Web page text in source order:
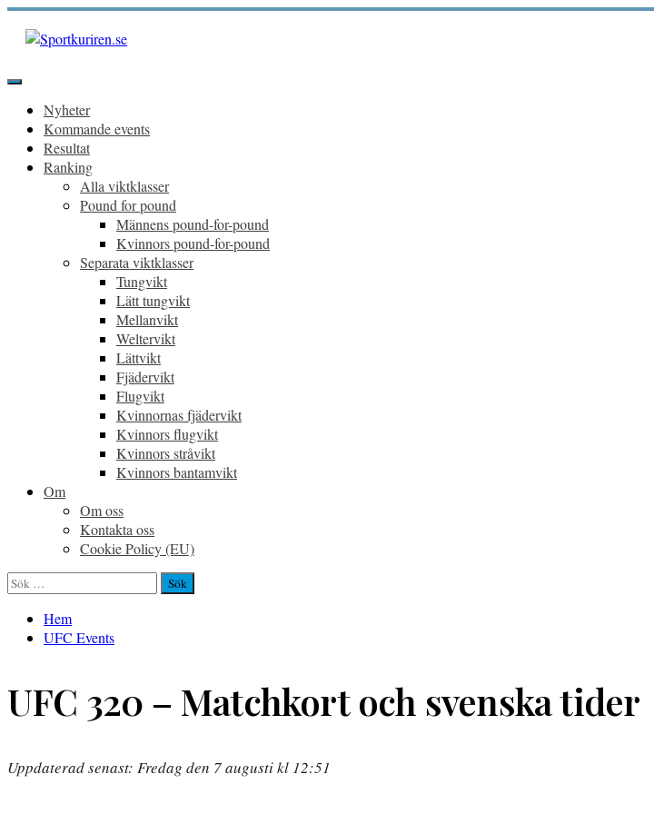
Hoppa
innehåll
Primär
Nyheter
Kommande events
Resultat
Ranking
Alla viktklasser
Pound for pound
Männens pound-for-pound
Kvinnors pound-for-pound
Separata viktklasser
Tungvikt
Lätt tungvikt
Mellanvikt
Weltervikt
Lättvikt
Fjädervikt
Flugvikt
Kvinnornas fjädervikt
Kvinnors flugvikt
Kvinnors stråvikt
Kvinnors bantamvikt
Om
Om oss
Kontakta oss
Cookie Policy (EU)
Sök
efter:
Hem
UFC Events
UFC 320 – Matchkort och svenska tider
Uppdaterad senast: Fredag den 7 augusti kl 12:51